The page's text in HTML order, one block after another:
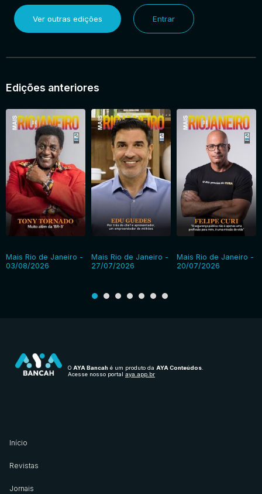
Ver outras edições Entrar
Edições anteriores
Mais Rio de Janeiro -
03/08/2026
Mais Rio de Janeiro -
27/07/2026
Mais Rio de Janeiro -
20/07/2026
O AYA Bancah é um produto da AYA Conteúdos
Acesse nosso portal aya.app.br
Início
Revistas
Jornais